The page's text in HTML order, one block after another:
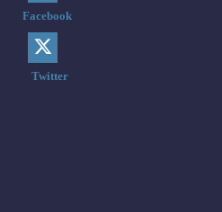
Facebook
Twitter